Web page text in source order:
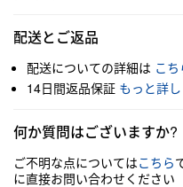
配送とご返品
配送についての詳細は こ
14日間返品保証 もっと詳し
何か質問はございますか?
ご不明な点についてはこちら
に直接お問い合わせください